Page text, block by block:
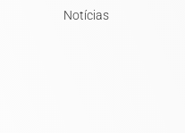
Notícias